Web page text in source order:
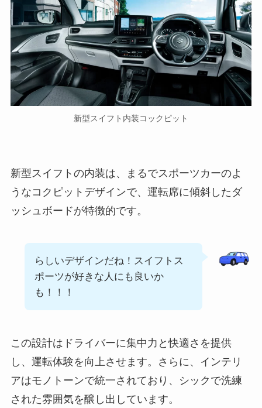
新型スイフト内装コックピット
新型スイフトの内装は、まるでスポーツカーのよ
うなコクピットデザインで、運転席に傾斜したダ
ッシュボードが特徴的です。
らしいデザインだね！スイフトス
ポーツが好きな人にも良いか
も！！！
この設計はドライバーに集中力と快適さを提供
し、運転体験を向上させます。さらに、インテリ
アはモノトーンで統一されており、シックで洗練
された雰囲気を醸し出しています。